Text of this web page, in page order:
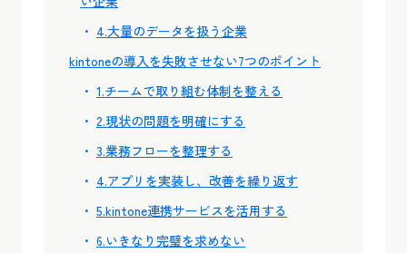
4.大量のデータを扱う企業
kintoneの導入を失敗させない7つのポイント
1.チームで取り組む体制を整える
2.現状の問題を明確にする
3.業務フローを整理する
4.アプリを実装し、改善を繰り返す
5.kintone連携サービスを活用する
6.いきなり完璧を求めない